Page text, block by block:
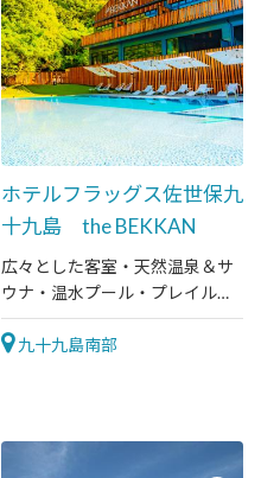
ホテルフラッグス佐世保九
十九島 the BEKKAN
広々とした客室・天然温泉＆サ
ウナ・温水プール・プレイルー
ムなどホテルステイを満喫でき
るリゾートホテル
九十九島南部